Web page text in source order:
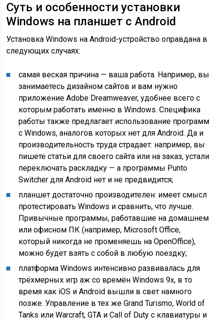
Суть и особенности установки
Windows на планшет с Android
Установка Windows на Android-устройство оправдана в
следующих случаях:
самая веская причина — ваша работа. Например, вы
занимаетесь дизайном сайтов и вам нужно
приложение Adobe Dreamweaver, удобнее всего с
которым работать именно в Windows. Специфика
работы также предлагает использование программ
с Windows, аналогов которых нет для Android. Да и
производительность труда страдает: например, вы
пишете статьи для своего сайта или на заказ, устали
переключать раскладку — а программы Punto
Switcher для Android нет и не предвидится;
планшет достаточно производителен: имеет смысл
протестировать Windows и сравнить, что лучше.
Привычные программы, работавшие на домашнем
или офисном ПК (например, Microsoft Office,
который никогда не променяешь на OpenOffice),
можно будет взять с собой в любую поездку;
платформа Windows интенсивно развивалась для
трёхмерных игр аж со времён Windows 9x, в то
время как iOS и Android вышли в свет намного
позже. Управление в тех же Grand Turismo, World of
Tanks или Warcraft, GTA и Call of Duty с клавиатуры и